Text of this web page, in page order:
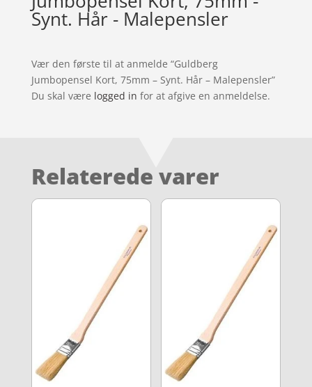
Synt. Hår - Malepensler
Vær den første til at anmelde “Guldberg
Jumbopensel Kort, 75mm – Synt. Hår – Malepensler”
Du skal være logged in for at afgive en anmeldelse.
Relaterede varer